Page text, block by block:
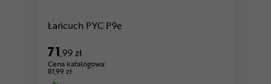
Łańcuch PYC P9e
71,99 zł
Cena katalogowa:
81,99 zł